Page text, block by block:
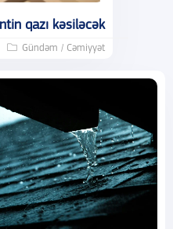
qazı kəsiləcək
Gündəm / Cəmiyyət